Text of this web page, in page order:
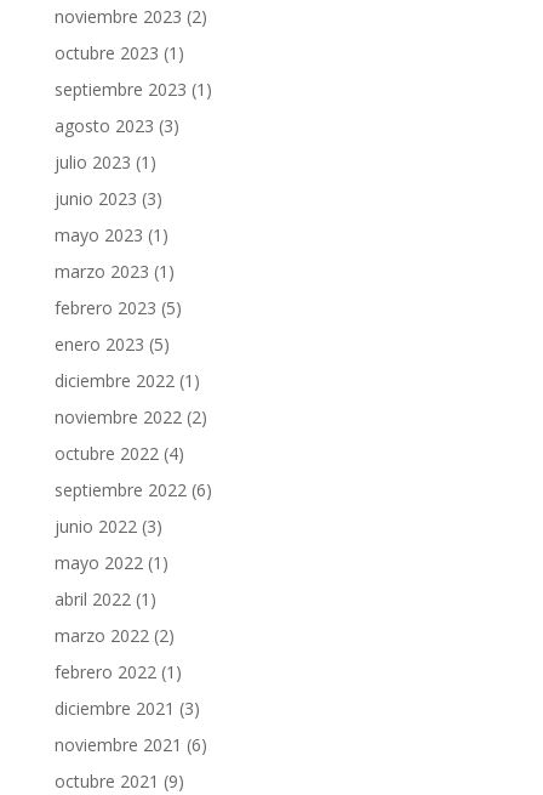
noviembre 2023 (2)
octubre 2023 (1)
septiembre 2023 (1)
agosto 2023 (3)
julio 2023 (1)
junio 2023 (3)
mayo 2023 (1)
marzo 2023 (1)
febrero 2023 (5)
enero 2023 (5)
diciembre 2022(1)
noviembre 2022(2)
octubre 2022(4)
septiembre 2022(6)
junio 2022(3)
mayo 2022(1)
abril 2022(1)
marzo 2022(2)
febrero 2022(1)
diciembre 2021 (3)
noviembre 2021 (6)
octubre 2021 (9)